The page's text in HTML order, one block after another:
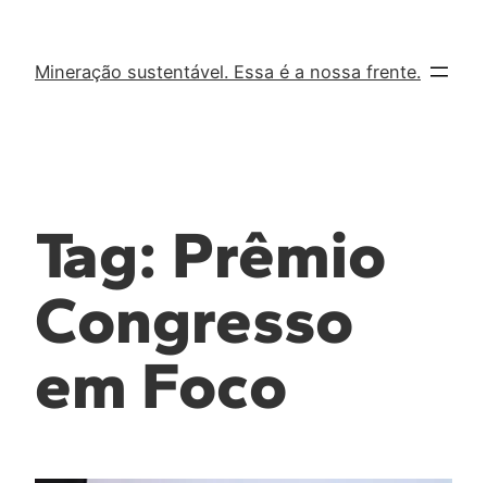
Mineração sustentável. Essa é a nossa frente.
Tag: Prêmio
Congresso
em Foco